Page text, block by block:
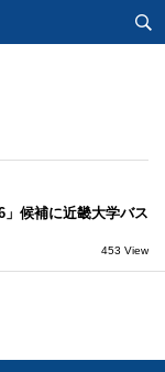
候補に近畿大学バス
453 View